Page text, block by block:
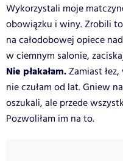
Wykorzystali moje
obowiązku i winy. Zrobili
na całodobowej opiece
w ciemnym salonie,
Nie płakałam.Zamiast
nie czułam od lat. Gniew
oszukali, ale przede
Pozwoliłam im na to.